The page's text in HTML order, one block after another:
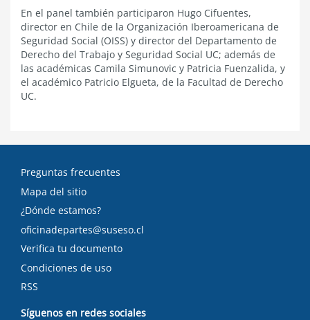
En el panel también participaron Hugo Cifuentes,
director en Chile de la Organización Iberoamericana de
Seguridad Social (OISS) y director del Departamento de
Derecho del Trabajo y Seguridad Social UC; además de
las académicas Camila Simunovic y Patricia Fuenzalida, y
el académico Patricio Elgueta, de la Facultad de Derecho
UC.
Preguntas frecuentes
Mapa del sitio
¿Dónde estamos?
oficinadepartes@suseso.cl
Verifica tu documento
Condiciones de uso
RSS
Síguenos en redes sociales